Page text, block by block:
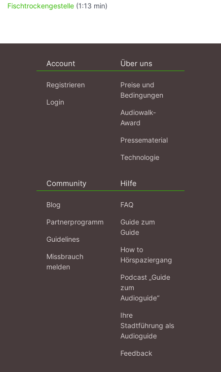
Fischtrockengestelle (1:13 min)
Account
Registrieren
Login
Über uns
Preise und
Bedingungen
Audiowalk-
Award
Pressematerial
Technologie
Community
Blog
Partnerprogramm
Guidelines
Missbrauch
melden
Hilfe
FAQ
Guide zum
Guide
How to
Hörspaziergang
Podcast „Guide
zum
Audioguide“
Ihre
Stadtführung als
Audioguide
Feedback